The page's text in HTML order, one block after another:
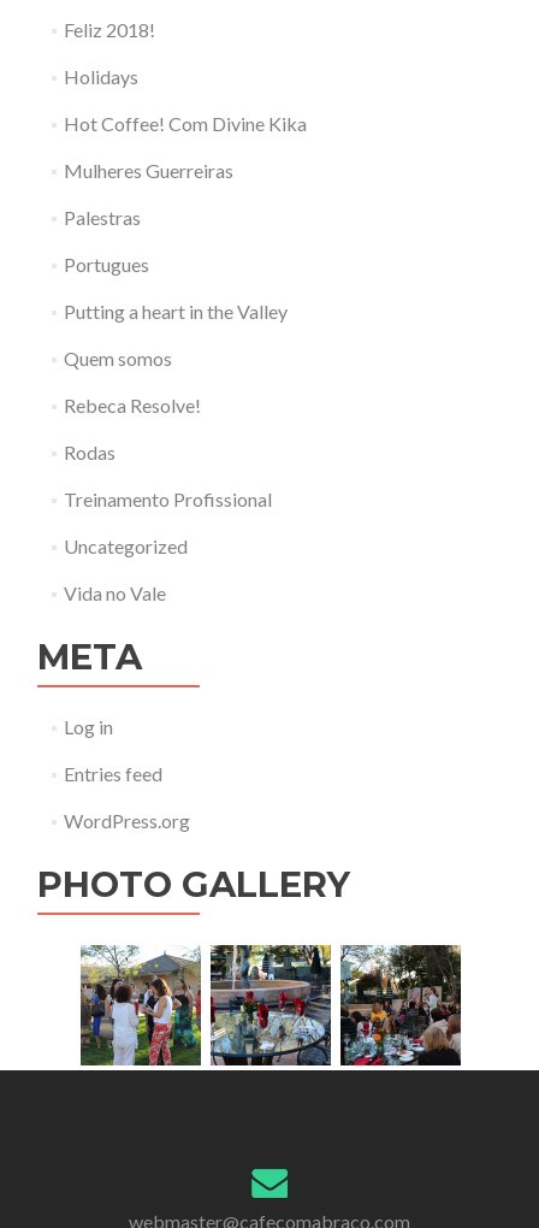
Feliz 2018!
Holidays
Hot Coffee! Com Divine Kika
Mulheres Guerreiras
Palestras
Portugues
Putting a heart in the Valley
Quem somos
Rebeca Resolve!
Rodas
Treinamento Profissional
Uncategorized
Vida no Vale
META
Log in
Entries feed
WordPress.org
PHOTO GALLERY
webmaster@cafecomabraco.com